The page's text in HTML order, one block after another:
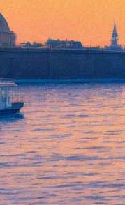
Шоу
тур «Dance
08 ноября 2012, четверг,
Версия для печати